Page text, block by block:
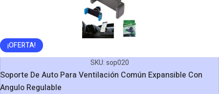
¡OFERTA!
SKU:sop020
Soporte De Auto Para Ventilación Común Expansible Con
Angulo Regulable